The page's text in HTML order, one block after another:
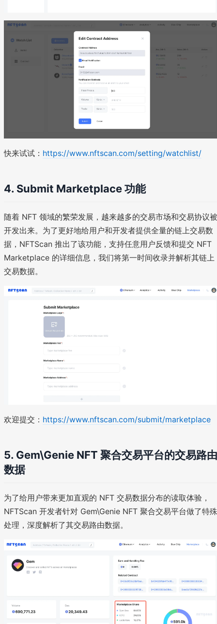
快来试试： https://www.nftscan.com/setting/watchlist/
4. Submit Marketplace 功能
随着 NFT 领域的繁荣发展，越来越多的交易市场和交易协议被
开发出来。为了更好地给用户和开发者提供全量的链上交易数
据，NFTScan 推出了该功能，支持任意用户反馈和提交 NFT
Marketplace 的详细信息，我们将第一时间收录并解析其链上
交易数据。
欢迎提交： https://www.nftscan.com/submit/marketplace
5. Gem\Genie NFT 聚合交易平台的交易路由
数据
为了给用户带来更加直观的 NFT 交易数据分布的读取体验，
NFTScan 开发者针对 Gem\Genie NFT 聚合交易平台做了特殊
处理，深度解析了其交易路由数据。